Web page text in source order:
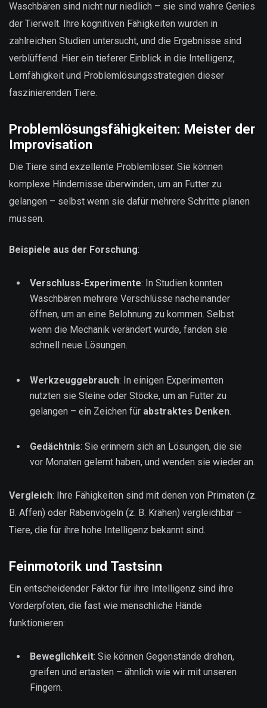
Waschbären sind nicht nur niedlich – sie sind wahre Genies
der Tierwelt. Ihre kognitiven Fähigkeiten wurden in
zahlreichen Studien untersucht, und die Ergebnisse sind
verblüffend. Hier ein tieferer Einblick in die Intelligenz,
Lernfähigkeit und Problemlösungsstrategien dieser
faszinierenden Tiere.
Problemlösungsfähigkeiten: Meister der
Improvisation
Die Tiere sind exzellente Problemlöser. Sie können
komplexe Hindernisse überwinden, um an Futter zu
gelangen – selbst wenn sie dafür mehrere Schritte planen
müssen.
Beispiele aus der Forschung:
Verschluss-Experimente: In Studien konnten
Waschbären mehrere Verschlüsse nacheinander
öffnen, um an eine Belohnung zu kommen. Selbst
wenn die Mechanik verändert wurde, fanden sie
schnell neue Lösungen.
Werkzeuggebrauch: In einigen Experimenten
nutzten sie Steine oder Stöcke, um an Futter zu
gelangen – ein Zeichen für abstraktes Denken.
Gedächtnis: Sie erinnern sich an Lösungen, die sie
vor Monaten gelernt haben, und wenden sie wieder an.
Vergleich: Ihre Fähigkeiten sind mit denen von Primaten (z.
B. Affen) oder Rabenvögeln (z. B. Krähen) vergleichbar –
Tiere, die für ihre hohe Intelligenz bekannt sind.
Feinmotorik und Tastsinn
Ein entscheidender Faktor für ihre Intelligenz sind ihre
Vorderpfoten, die fast wie menschliche Hände
funktionieren:
Beweglichkeit: Sie können Gegenstände drehen,
greifen und ertasten – ähnlich wie wir mit unseren
Fingern.